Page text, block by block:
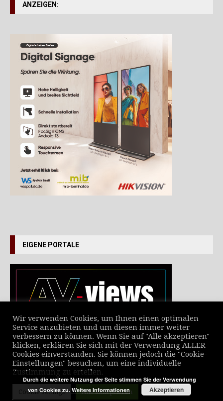
ANZEIGEN:
EIGENE PORTALE
VERZEICHNIS ALLER NEWS
Wir verwenden Cookies, um Ihnen einen optimalen
Service anzubieten und um diesen immer weiter
verbessern zu können. Wenn Sie auf "Alle akzeptieren"
klicken, erklären Sie sich mit der Verwendung ALLER
Cookies einverstanden. Sie können jedoch die "Cookie-
Einstellungen" besuchen, um eine individuelle
Zustimmung zu erteilen.
Cookie Settings Alle akzeptieren
Durch die weitere Nutzung der Seite stimmen Sie der Verwendung
von Cookies zu.Weitere Informationen Akzeptieren